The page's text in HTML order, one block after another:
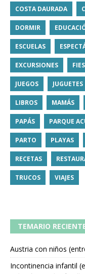
COSTA DAURADA
DORMIR
ESCUELAS
EXCURSIONES
JUEGOS JUGUETES
LIBROS MAMÁS
PAPÁS PARQUE
PARTO PLAYAS
RECETAS
TRUCOS VIAJES
TEMARIO
Austria con niños
Incontinencia infantil